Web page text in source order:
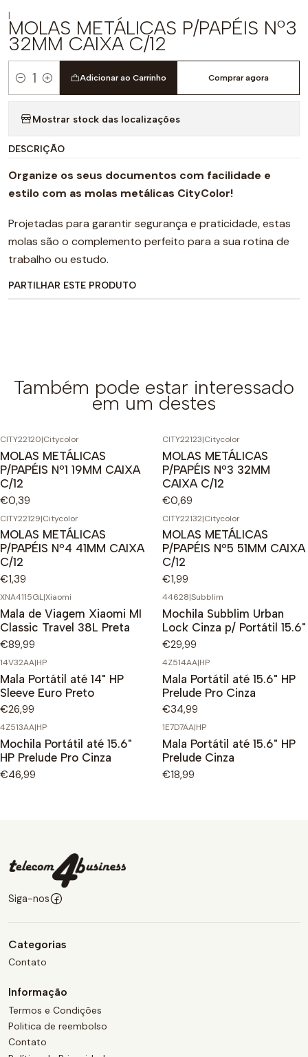
|
MOLAS METÁLICAS P/PAPÉIS Nº3
32MM CAIXA C/12
Quantidade
Adicionar ao Carrinho Comprar agora
Mostrar stock das localizações
DESCRIÇÃO
Organize os seus documentos com facilidade e
estilo com as molas metálicas CityColor!
Projetadas para garantir segurança e praticidade, estas
molas são o complemento perfeito para a sua rotina de
trabalho ou estudo.
PARTILHAR ESTE PRODUTO
Também pode estar interessado
em um destes
CITY22120|Citycolor
MOLAS METÁLICAS
P/PAPÉIS Nº1 19MM CAIXA
C/12
€0,39
CITY22123|Citycolor
MOLAS METÁLICAS
P/PAPÉIS Nº3 32MM
CAIXA C/12
€0,69
CITY22129|Citycolor
MOLAS METÁLICAS
P/PAPÉIS Nº4 41MM CAIXA
C/12
€1,39
CITY22132|Citycolor
MOLAS METÁLICAS
P/PAPÉIS Nº5 51MM CAIXA
C/12
€1,99
XNA4115GL|Xiaomi
Mala de Viagem Xiaomi MI
Classic Travel 38L Preta
€89,99
44628|Subblim
Mochila Subblim Urban
Lock Cinza p/ Portátil 15.6"
€29,99
14V32AA|HP
Mala Portátil até 14" HP
Sleeve Euro Preto
€26,99
4Z514AA|HP
Mala Portátil até 15.6" HP
Prelude Pro Cinza
€34,99
4Z513AA|HP
Mochila Portátil até 15.6"
HP Prelude Pro Cinza
€46,99
1E7D7AA|HP
Mala Portátil até 15.6" HP
Prelude Cinza
€18,99
Siga-nos
Categorias
Contato
Informação
Termos e Condições
Politica de reembolso
Contato